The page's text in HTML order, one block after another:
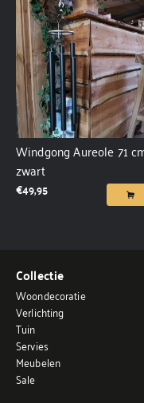
Windgong Aureole 71
zwart
€49,95
Collectie
Woondecoratie
Verlichting
Tuin
Servies
Meubelen
Sale